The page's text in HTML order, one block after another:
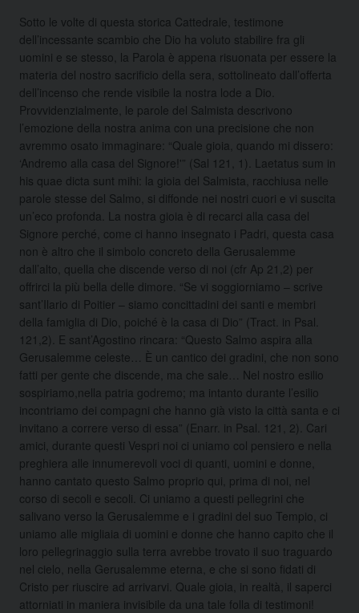
Sotto le volte di questa storica Cattedrale, testimone
dell’incessante scambio che Dio ha voluto stabilire fra gli
uomini e se stesso, la Parola è appena risuonata per essere la
materia del nostro sacrificio della sera, sottolineato dall’offerta
dell’incenso che rende visibile la nostra lode a Dio.
Provvidenzialmente, le parole del Salmista descrivono
l’emozione della nostra anima con una precisione che non
avremmo osato immaginare: “Quale gioia, quando mi dissero:
‘Andremo alla casa del Signore!'” (Sal 121, 1). Laetatus sum in
his quae dicta sunt mihi: la gioia del Salmista, racchiusa nelle
parole stesse del Salmo, si diffonde nei nostri cuori e vi suscita
un’eco profonda. La nostra gioia è di recarci alla casa del
Signore perché, come ci hanno insegnato i Padri, questa casa
non è altro che il simbolo concreto della Gerusalemme
dall’alto, quella che discende verso di noi (cfr Ap 21,2) per
offrirci la più bella delle dimore. “Se vi soggiorniamo – scrive
sant’Ilario di Poitier – siamo concittadini dei santi e membri
della famiglia di Dio, poiché è la casa di Dio” (Tract. in Psal.
121,2). E sant’Agostino rincara: “Questo Salmo aspira alla
Gerusalemme celeste… È un cantico dei gradini, che non sono
fatti per gente che discende, ma che sale… Nel nostro esilio
sospiriamo,nella patria godremo; ma intanto durante l’esilio
incontriamo dei compagni che hanno già visto la città santa e ci
invitano a correre verso di essa” (Enarr. in Psal. 121, 2). Cari
amici, durante questi Vespri noi ci uniamo col pensiero e nella
preghiera alle innumerevoli voci di quanti, uomini e donne,
hanno cantato questo Salmo proprio qui, prima di noi, nel
corso di secoli e secoli. Ci uniamo a questi pellegrini che
salivano verso la Gerusalemme e i gradini del suo Tempio, ci
uniamo alle migliaia di uomini e donne che hanno capito che il
loro pellegrinaggio sulla terra avrebbe trovato il suo traguardo
nel cielo, nella Gerusalemme eterna, e che si sono fidati di
Cristo per riuscire ad arrivarvi. Quale gioia, in realtà, il saperci
attorniati in maniera invisibile da una tale folla di testimoni!